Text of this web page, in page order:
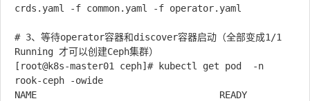
crds.yaml -f common.yaml -f operator.yaml
# 3、等待operator容器和discover容器启动（全部变成1/1
Running 才可以创建Ceph集群）
[root@k8s-master01 ceph]# kubectl get pod  -n
rook-ceph -owide
NAME                                 READY